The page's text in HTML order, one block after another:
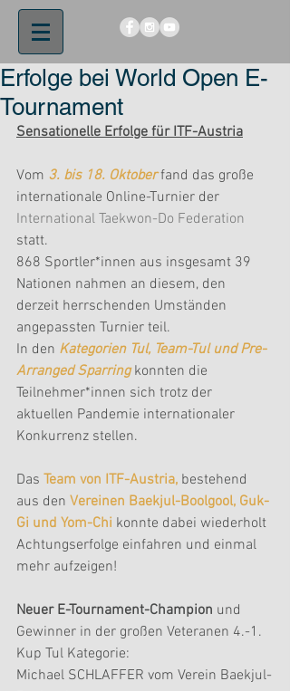
Erfolge bei World Open E-
Tournament
Sensationelle Erfolge für ITF-Austria
Vom 3. bis 18. Oktober fand das große
internationale Online-Turnier der
International Taekwon-Do Federation
statt.
868 Sportler*innen aus insgesamt 39
Nationen nahmen an diesem, den
derzeit herrschenden Umständen
angepassten Turnier teil.
In den Kategorien Tul, Team-Tul und Pre-
Arranged Sparring konnten die
Teilnehmer*innen sich trotz der
aktuellen Pandemie internationaler
Konkurrenz stellen.
Das Team von ITF-Austria, bestehend
aus den Vereinen Baekjul-Boolgool, Guk-
Gi und Yom-Chi konnte dabei wiederholt
Achtungserfolge einfahren und einmal
mehr aufzeigen!
Neuer E-Tournament-Champion und
Gewinner in der großen Veteranen 4.-1.
Kup Tul Kategorie:
Michael SCHLAFFER vom Verein Baekjul-